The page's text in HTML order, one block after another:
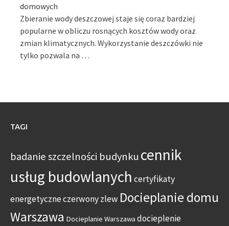
domowych
Zbieranie wody deszczowej staje się coraz bardziej
popularne w obliczu rosnących kosztów wody oraz
zmian klimatycznych. Wykorzystanie deszczówki nie
tylko pozwala na …
TAGI
badanie szczelności budynku cennik
usług budowlanych certyfikaty
energetyczneczerwony zlew Docieplanie domu
Warszawa Docieplanie Warszawa docieplenie